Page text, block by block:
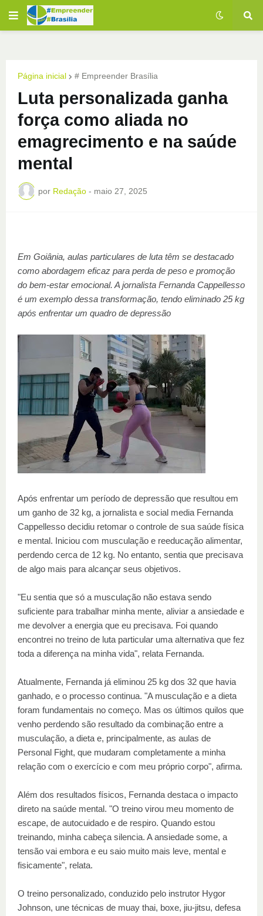
Página inicial # Empreender Brasília
Luta personalizada ganha
força como aliada no
emagrecimento e na saúde
mental
por Redação - maio 27, 2025
Em Goiânia, aulas particulares de luta têm se destacado
como abordagem eficaz para perda de peso e promoção
do bem-estar emocional. A jornalista Fernanda Cappellesso
é um exemplo dessa transformação, tendo eliminado 25 kg
após enfrentar um quadro de depressão
Após enfrentar um período de depressão que resultou em
um ganho de 32 kg, a jornalista e social media Fernanda
Cappellesso decidiu retomar o controle de sua saúde física
e mental. Iniciou com musculação e reeducação alimentar,
perdendo cerca de 12 kg. No entanto, sentia que precisava
de algo mais para alcançar seus objetivos.
"Eu sentia que só a musculação não estava sendo
suficiente para trabalhar minha mente, aliviar a ansiedade e
me devolver a energia que eu precisava. Foi quando
encontrei no treino de luta particular uma alternativa que fez
toda a diferença na minha vida", relata Fernanda.
Atualmente, Fernanda já eliminou 25 kg dos 32 que havia
ganhado, e o processo continua. "A musculação e a dieta
foram fundamentais no começo. Mas os últimos quilos que
venho perdendo são resultado da combinação entre a
musculação, a dieta e, principalmente, as aulas de
Personal Fight, que mudaram completamente a minha
relação com o exercício e com meu próprio corpo", afirma.
Além dos resultados físicos, Fernanda destaca o impacto
direto na saúde mental. "O treino virou meu momento de
escape, de autocuidado e de respiro. Quando estou
treinando, minha cabeça silencia. A ansiedade some, a
tensão vai embora e eu saio muito mais leve, mental e
fisicamente", relata.
O treino personalizado, conduzido pelo instrutor Hygor
Johnson, une técnicas de muay thai, boxe, jiu-jitsu, defesa